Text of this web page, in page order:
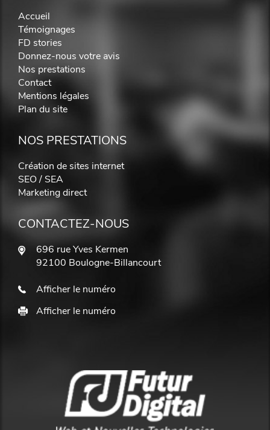
Accueil
Témoignages
FD stories
Donnez-nous votre avis
Nos prestations
Contact
Mentions légales
Plan du site
NOS PRESTATIONS
Création de sites internet
SEO / SEA
Marketing direct
CONTACTEZ-NOUS
696 rue Yves Kermen
92100 Boulogne-Billancourt
Afficher le numéro
Afficher le numéro